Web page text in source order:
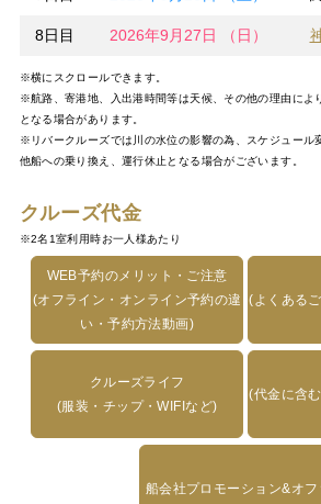
8日目 2026年9月27日 （日）
※横にスクロールできます。
※航路、寄港地、入出港時間等は天候、その他の理由によ
となる場合があります。
※リバークルーズでは川の水位の影響の為、スケジュール
他船への乗り換え、運行休止となる場合がございます。
クルーズ代金
※2名1室利用時お一人様あたり
WEB予約のメリット・ご注意
(オフライン・オンライン予約の違
い・予約方法動画)
(よくある
クルーズライフ
(服装・チップ・WIFIなど)
(代金に含
船会社プロモーション&オフ